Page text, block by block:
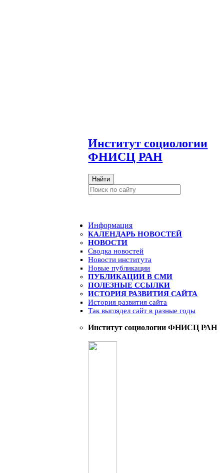
Институт социологии
ФНИСЦ РАН
Найти
Информация
КАЛЕНДАРЬ НОВОСТЕЙ
НОВОСТИ
Сводка новостей
Новости института
Новые публикации
ПУБЛИКАЦИИ В СМИ
ПОЛЕЗНЫЕ ССЫЛКИ
ИСТОРИЯ РАЗВИТИЯ САЙТА
История развития сайта
Так выглядел сайт в разные годы
Институт социологии ФНИСЦ РАН